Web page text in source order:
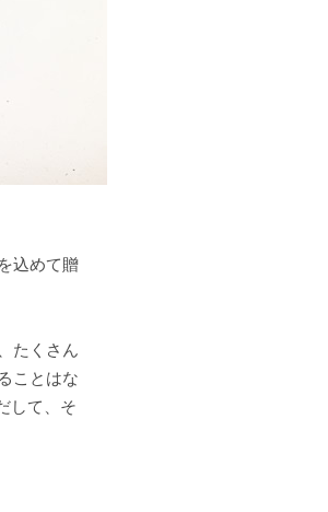
込めて贈
たくさん
ことはな
して、そ